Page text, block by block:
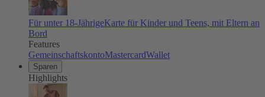
Für unter 18-JährigeKarte für Kinder und Teens, mit Eltern an
Bord
Features
GemeinschaftskontoMastercardWallet
Sparen
Highlights